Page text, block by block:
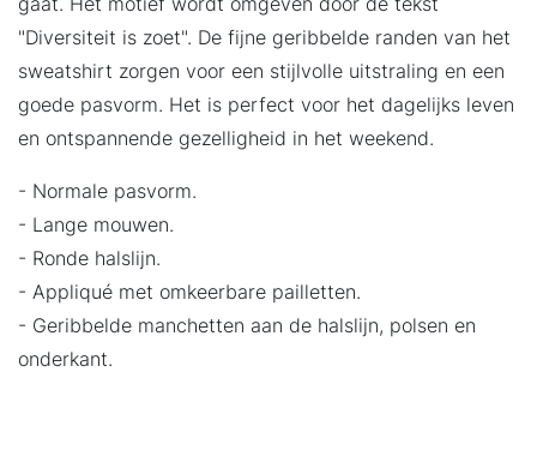
"Diversiteit is zoet". De fijne geribbelde randen van het
sweatshirt zorgen voor een stijlvolle uitstraling en een
goede pasvorm. Het is perfect voor het dagelijks leven
en ontspannende gezelligheid in het weekend.
- Normale pasvorm.
- Lange mouwen.
- Ronde halslijn.
- Appliqué met omkeerbare pailletten.
- Geribbelde manchetten aan de halslijn, polsen en
onderkant.